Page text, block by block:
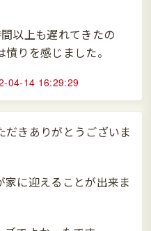
以上も遅れてきたの
りを感じました。
04-14 16:29:29
きありがとうございま
家に迎えることが出来ま